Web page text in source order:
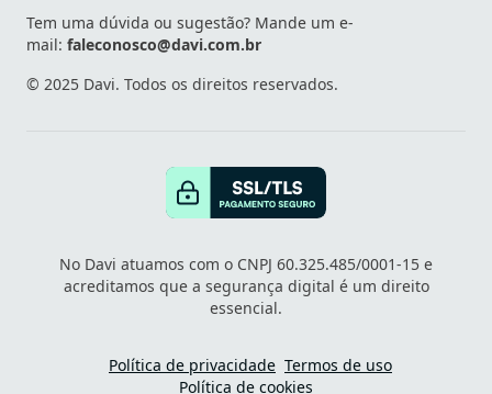
Tem uma dúvida ou sugestão? Mande um e-
mail: faleconosco@davi.com.br
© 2025 Davi. Todos os direitos reservados.
No Davi atuamos com o CNPJ 60.325.485/0001-15 e
acreditamos que a segurança digital é um direito
essencial.
Política de privacidade Termos de uso
Política de cookies